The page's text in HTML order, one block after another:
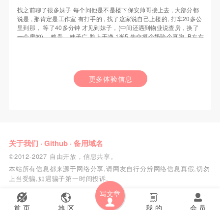
首 页 地 区
写文章
会 员
我 的
找之前聊了很多妹子 每个问他是不是楼下保安帅哥接上去 , 大部分都
说是 , 那肯定是工作室 有打手的 , 找了这家说自己上楼的, 打车20多公
里到那， 等了40多分钟 才见到妹子，(中间还遇到物业说查房，换了
一个房的) ，略贵... 妹子广 脸上干净 1米5 先交摸个奶验个真胸, B左右
了， 你们能不能满意 可以参考下
更多体验信息
关于我们 · Github· 备用域名
©2012-2027 自由开放，信息共享。
本站所有信息都来源于网络分享,请网友自行分辨网络信息真假,切勿
上当受骗,如遇骗子第一时间投诉.